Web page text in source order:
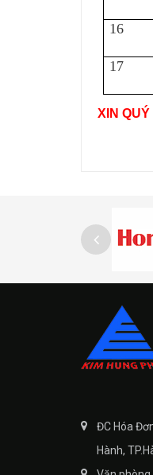
16
17
XIN
ĐC Hóa
Hành,